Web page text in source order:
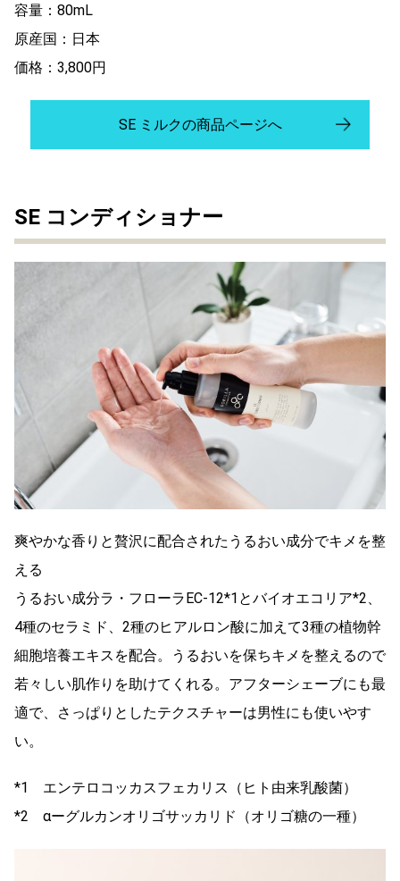
容量：80mL
原産国：日本
価格：3,800円
SE ミルクの商品ページへ
SE コンディショナー
爽やかな香りと贅沢に配合されたうるおい成分でキメを整
える
うるおい成分ラ・フローラEC-12*1とバイオエコリア*2、
4種のセラミド、2種のヒアルロン酸に加えて3種の植物幹
細胞培養エキスを配合。うるおいを保ちキメを整えるので
若々しい肌作りを助けてくれる。アフターシェーブにも最
適で、さっぱりとしたテクスチャーは男性にも使いやす
い。
*1 エンテロコッカスフェカリス（ヒト由来乳酸菌）
*2 αーグルカンオリゴサッカリド（オリゴ糖の一種）